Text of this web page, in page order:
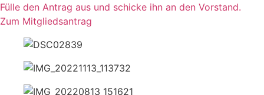
Fülle den Antrag aus und schicke ihn an den Vorstand.
Zum Mitgliedsantrag